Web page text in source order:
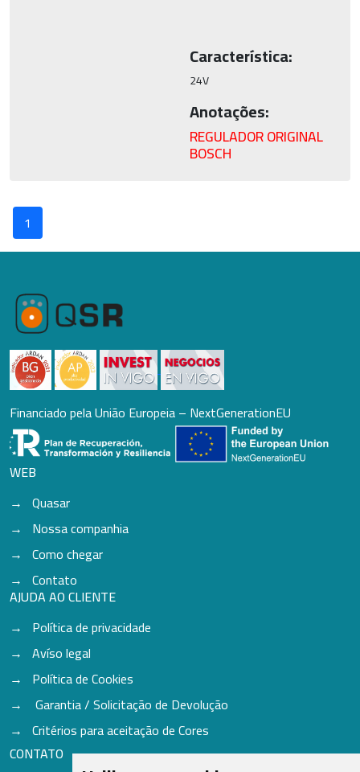
Característica:
24V
Anotações:
REGULADOR ORIGINAL
BOSCH
1
Financiado pela União Europeia – NextGenerationEU
WEB
Quasar
Nossa companhia
Como chegar
Contato
AJUDA AO CLIENTE
Política de privacidade
Avíso legal
Política de Cookies
Garantia / Solicitação de Devolução
Critérios para aceitação de Cores
CONTATO